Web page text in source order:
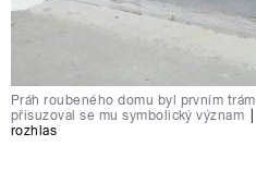
Práh roubeného domu byl prvním
přisuzoval se mu symbolický význam
rozhlas